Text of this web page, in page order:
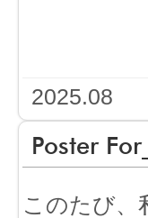
2025.08
Poster
このたび、